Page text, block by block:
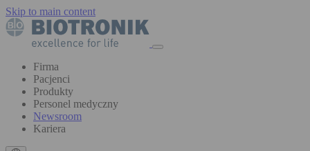
Skip to main content
Firma
Pacjenci
Produkty
Personel medyczny
Newsroom
Kariera